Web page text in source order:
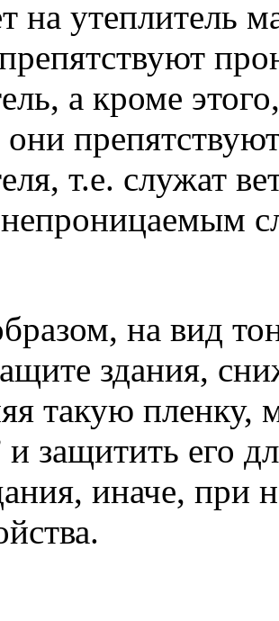
на утеплитель
а кроме
они
т.е. служат
на вид
здания,
такую пленку,
и защитить его
иначе, при